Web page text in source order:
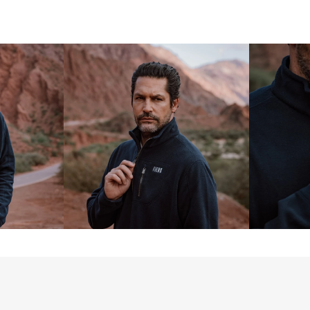
Expedition retém
mantém o corpo
proporcionando
camada
peça única em
Com proteção
odores e
um aliado
temperaturas.
A Linha Sense
térmico